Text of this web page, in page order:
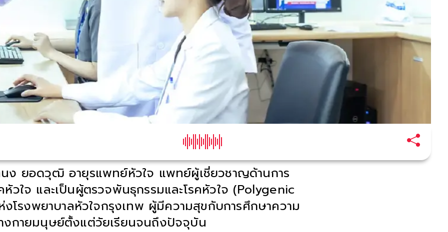
ง ยอดวุฒิ อายุรแพทย์หัวใจ แพทย์ผู้เชี่ยวชาญด้านการ
วใจ และเป็นผู้ตรวจพันธุกรรมและโรคหัวใจ (Polygenic
โรงพยาบาลหัวใจกรุงเทพ ผู้มีความสุขกับการศึกษาความ
งกายมนุษย์ตั้งแต่วัยเรียนจนถึงปัจจุบัน